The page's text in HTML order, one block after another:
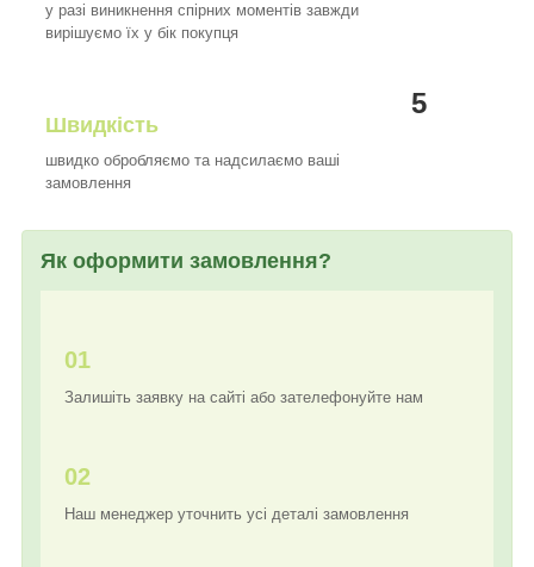
у разі виникнення спірних моментів завжди
вирішуємо їх у бік покупця
5
Швидкість
швидко обробляємо та надсилаємо ваші
замовлення
Як оформити замовлення?
01
Залишіть заявку на сайті або зателефонуйте нам
02
Наш менеджер уточнить усі деталі замовлення